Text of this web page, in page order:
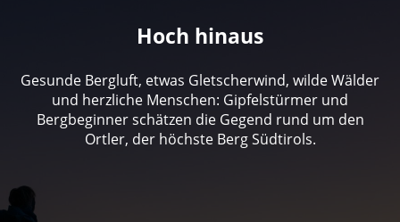
Hoch hinaus
Gesunde Bergluft, etwas Gletscherwind, wilde Wälder
und herzliche Menschen: Gipfelstürmer und
Bergbeginner schätzen die Gegend rund um den
Ortler, der höchste Berg Südtirols.